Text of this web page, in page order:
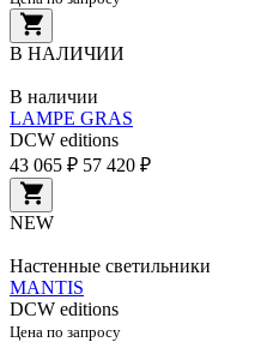
В НАЛИЧИИ
В наличии
LAMPE GRAS
DCW editions
43 065 ₽ 57 420 ₽
NEW
Настенные светильники
MANTIS
DCW editions
Цена по запросу